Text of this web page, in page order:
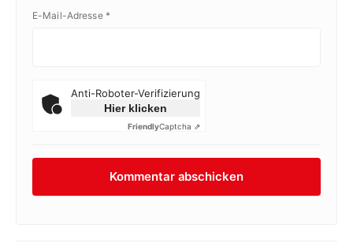
E-Mail-Adresse *
Anti-Roboter-Verifizierung
Hier klicken
FriendlyCaptcha ⇗